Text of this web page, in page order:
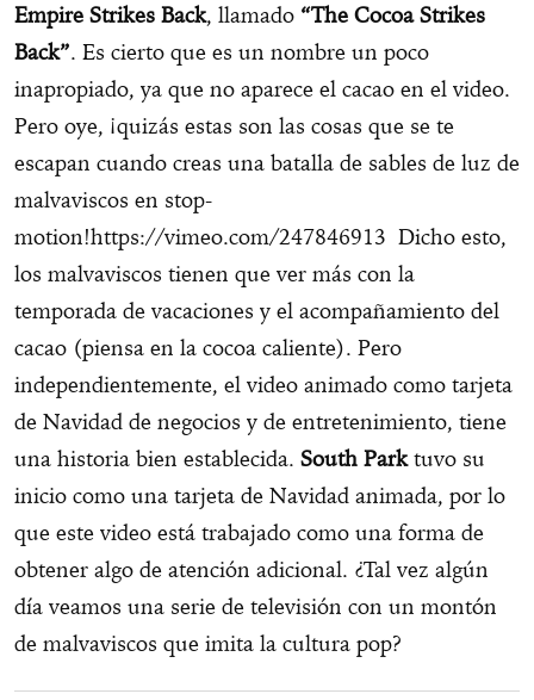
Empire Strikes Back, llamado “The Cocoa Strikes
Back”. Es cierto que es un nombre un poco
inapropiado, ya que no aparece el cacao en el video.
Pero oye, ¡quizás estas son las cosas que se te
escapan cuando creas una batalla de sables de luz de
malvaviscos en stop-
motion!https://vimeo.com/247846913 Dicho esto,
los malvaviscos tienen que ver más con la
temporada de vacaciones y el acompañamiento del
cacao (piensa en la cocoa caliente). Pero
independientemente, el video animado como tarjeta
de Navidad de negocios y de entretenimiento, tiene
una historia bien establecida. South Parktuvo su
inicio como una tarjeta de Navidad animada, por lo
que este video está trabajado como una forma de
obtener algo de atención adicional. ¿Tal vez algún
día veamos una serie de televisión con un montón
de malvaviscos que imita la cultura pop?